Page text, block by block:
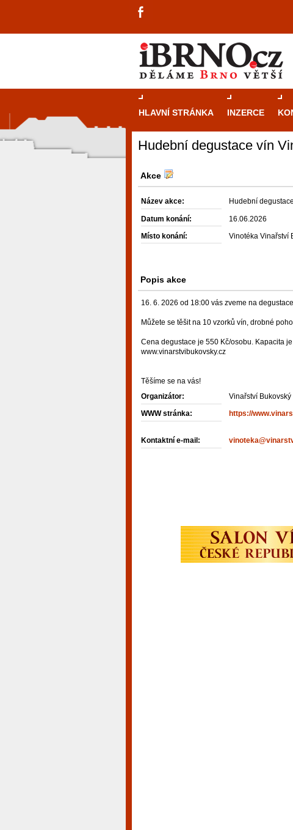
HLAVNÍ STRÁNKA INZERCE
Hudební degustace vín
Akce
Název akce: Hudební
Datum konání: 16.06.2026
Místo konání: Vinotéka Vinařství
Popis akce
16. 6. 2026 od 18:00 vás zveme na
Můžete se těšit na 10 vzorků vín, drobné
Cena degustace je 550 Kč/osobu. Kapacita
www.vinarstvibukovsky.cz
Těšíme se na vás!
Organizátor:
Vinařství Bukovský
WWW stránka: https://
Kontaktní e-mail: